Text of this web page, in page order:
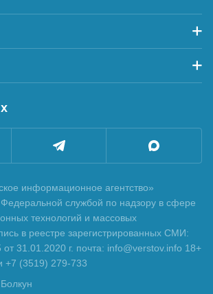
информационное агентство»
Федеральной службой по надзору в сфере
технологий и массовых
в реестре зарегистрированных СМИ:
31.01.2020 г. почта: info@verstov.info 18+
+7 (3519) 279-733